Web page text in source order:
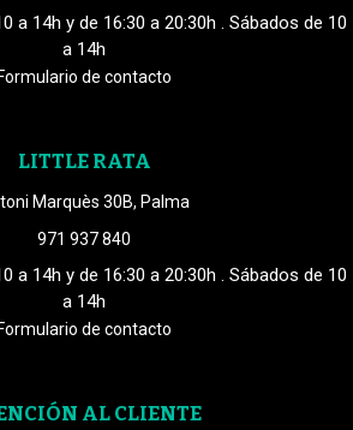
a 14h y de 16:30 a 20:30h . Sábados de 10
a 14h
Formulario de contacto
LITTLE RATA
Marquès 30B, Palma
971 937 840
a 14h y de 16:30 a 20:30h . Sábados de 10
a 14h
Formulario de contacto
AL CLIENTE